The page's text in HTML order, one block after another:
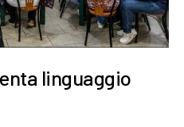
linguaggio